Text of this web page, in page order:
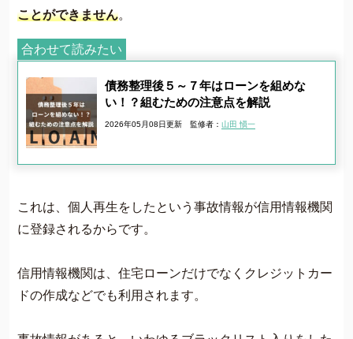
ことができません。
合わせて読みたい
債務整理後５～７年はローンを組めな
い！？組むための注意点を解説
2026年05月08日更新 監修者： 山田 愼一
これは、個人再生をしたという事故情報が信用情報機関
に登録されるからです。
信用情報機関は、住宅ローンだけでなくクレジットカー
ドの作成などでも利用されます。